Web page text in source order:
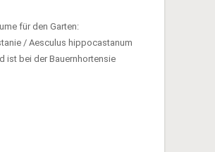
für den Garten:
/ Aesculus hippocastanum
ist bei der Bauernhortensie